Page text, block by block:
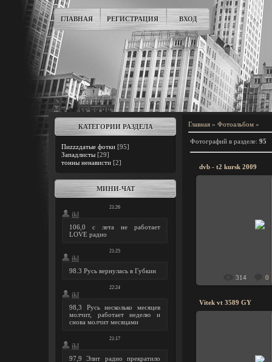
ГЛАВНАЯ РЕГИСТРАЦИЯ ВХОД
КАТЕГОРИИ РАЗДЕЛА
Пиzzzдатые фотки [95]
Западлисты [29]
тонны ненависти [2]
МИНИ-ЧАТ
Главная » Фотоальбом »
Фотографий в разделе: 95
dvb - t2 kursk 2009
314 0
Vitek vt 3589 GY